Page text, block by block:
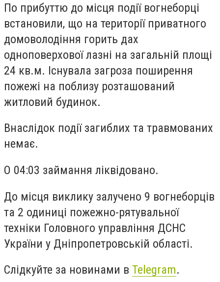
По прибуттю до місця події вогнеборці
встановили, що на території приватного
домоволодіння горить дах
одноповерхової лазні на загальній площі
24 кв.м. Існувала загроза поширення
пожежі на поблизу розташований
житловий будинок.
Внаслідок події загиблих та травмованих
немає.
О 04:03 займання ліквідовано.
До місця виклику залучено 9 вогнеборців
та 2 одиниці пожежно-рятувальної
техніки Головного управління ДСНС
України у Дніпропетровській області.
Слідкуйте за новинами в Telegram.